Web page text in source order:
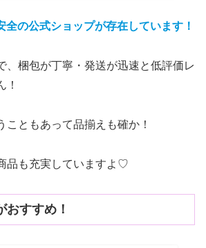
の公式ショップが存在しています！
、梱包が丁寧・発送が迅速と低評価レ
！
こともあって品揃えも確か！
品も充実していますよ♡
おすすめ！